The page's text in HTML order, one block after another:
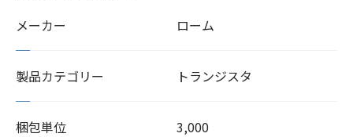
メーカー ローム
製品カテゴリー トランジスタ
梱包単位 3,000